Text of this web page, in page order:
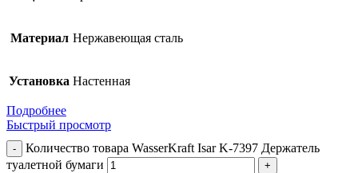
Материал Нержавеющая сталь
Установка Настенная
Подробнее
Быстрый просмотр
Количество товара WasserKraft Isar K-7397 Держатель
туалетной бумаги